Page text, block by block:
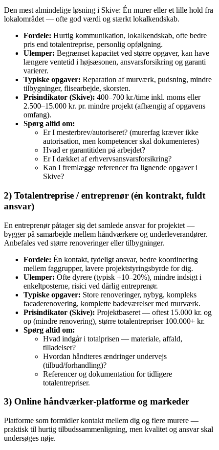
Den mest almindelige løsning i Skive: Én murer eller et lille hold fra
lokalområdet — ofte god værdi og stærkt lokalkendskab.
Fordele: Hurtig kommunikation, lokalkendskab, ofte bedre
pris end totalentreprise, personlig opfølgning.
Ulemper: Begrænset kapacitet ved større opgaver, kan have
længere ventetid i højsæsonen, ansvarsforsikring og garanti
varierer.
Typiske opgaver: Reparation af murværk, pudsning, mindre
tilbygninger, flisearbejde, skorsten.
Prisindikator (Skive): 400–700 kr./time inkl. moms eller
2.500–15.000 kr. pr. mindre projekt (afhængig af opgavens
omfang).
Spørg altid om:
Er I mesterbrev/autoriseret? (murerfag kræver ikke
autorisation, men kompetencer skal dokumenteres)
Hvad er garantitiden på arbejdet?
Er I dækket af erhvervsansvarsforsikring?
Kan I fremlægge referencer fra lignende opgaver i
Skive?
2) Totalentreprise / entreprenør (én kontrakt, fuldt
ansvar)
En entreprenør påtager sig det samlede ansvar for projektet —
bygger på samarbejde mellem håndværkere og underleverandører.
Anbefales ved større renoveringer eller tilbygninger.
Fordele: Én kontakt, tydeligt ansvar, bedre koordinering
mellem faggrupper, lavere projektstyringsbyrde for dig.
Ulemper: Ofte dyrere (typisk +10–20%), mindre indsigt i
enkeltposterne, risici ved dårlig entreprenør.
Typiske opgaver: Store renoveringer, nybyg, kompleks
facaderenovering, komplette badeværelser med murværk.
Prisindikator (Skive): Projektbaseret — oftest 15.000 kr. og
op (mindre renovering), større totalentrepriser 100.000+ kr.
Spørg altid om:
Hvad indgår i totalprisen — materiale, affald,
tilladelser?
Hvordan håndteres ændringer undervejs
(tilbud/forhandling)?
Referencer og dokumentation for tidligere
totalentrepriser.
3) Online håndværker‑platforme og markeder
Platforme som formidler kontakt mellem dig og flere murere —
praktisk til hurtig tilbudssammenligning, men kvalitet og ansvar skal
undersøges nøje.